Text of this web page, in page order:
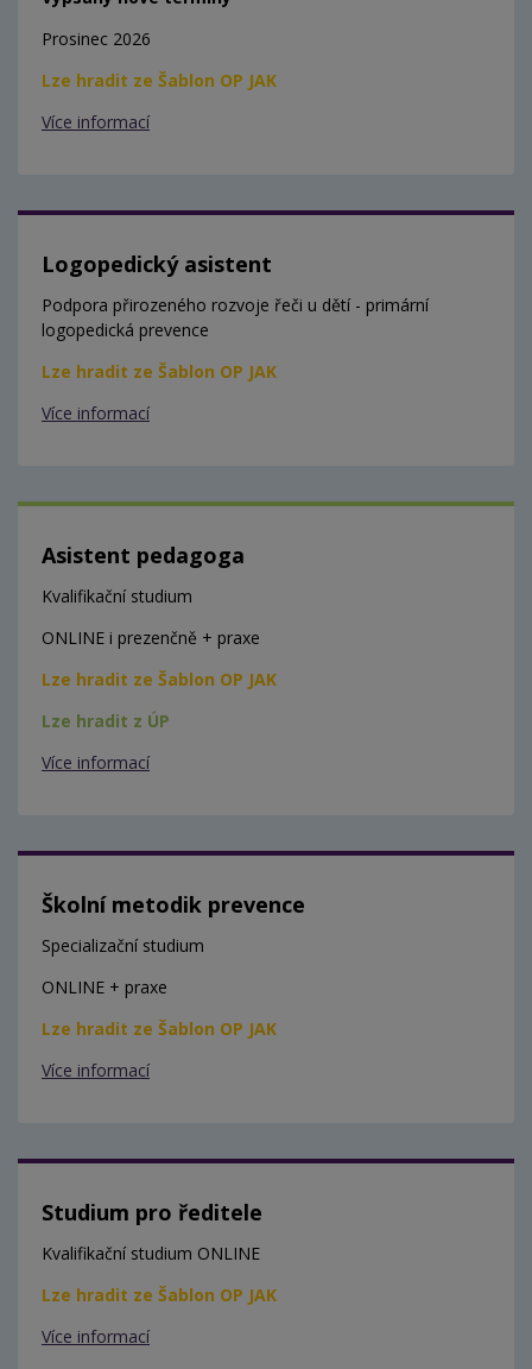
Prosinec 2026
Lze hradit ze Šablon OP JAK
Více informací
Logopedický asistent
Podpora přirozeného rozvoje řeči u dětí - primární
logopedická prevence
Lze hradit ze Šablon OP JAK
Více informací
Asistent pedagoga
Kvalifikační studium
ONLINE i prezenčně + praxe
Lze hradit ze Šablon OP JAK
Lze hradit z ÚP
Více informací
Školní metodik prevence
Specializační studium
ONLINE + praxe
Lze hradit ze Šablon OP JAK
Více informací
Studium pro ředitele
Kvalifikační studium ONLINE
Lze hradit ze Šablon OP JAK
Více informací